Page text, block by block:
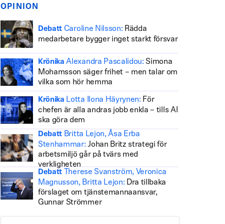
OPINION
Debatt Caroline Nilsson: Rädda
medarbetare bygger inget starkt försvar
Krönika Alexandra Pascalidou: Simona
Mohamsson säger frihet – men talar om
vilka som hör hemma
Krönika Lotta Ilona Häyrynen: För
chefen är alla andras jobb enkla – tills AI
ska göra dem
Debatt Britta Lejon, Åsa Erba
Stenhammar: Johan Britz strategi för
arbetsmiljö går på tvärs med
verkligheten
Debatt
Therese Svanström, Veronica
Magnusson, Britta Lejon: Dra tillbaka
förslaget om tjänstemannaansvar,
Gunnar Strömmer